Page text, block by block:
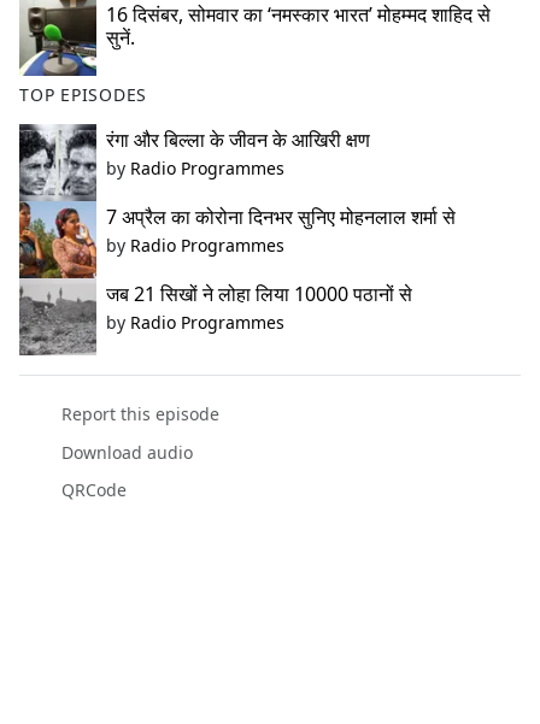
16 दिसंबर, सोमवार का ‘नमस्कार भारत’ मोहम्मद शाहिद से
सुनें.
TOP EPISODES
रंगा और बिल्ला के जीवन के आखिरी क्षण
by Radio Programmes
7 अप्रैल का कोरोना दिनभर सुनिए मोहनलाल शर्मा से
by Radio Programmes
जब 21 सिखों ने लोहा लिया 10000 पठानों से
by Radio Programmes
Report this episode
Download audio
QRCode